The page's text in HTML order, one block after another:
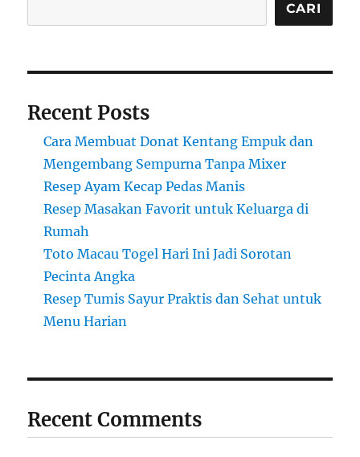
CARI
Recent Posts
Cara Membuat Donat Kentang Empuk dan
Mengembang Sempurna Tanpa Mixer
Resep Ayam Kecap Pedas Manis
Resep Masakan Favorit untuk Keluarga di
Rumah
Toto Macau Togel Hari Ini Jadi Sorotan
Pecinta Angka
Resep Tumis Sayur Praktis dan Sehat untuk
Menu Harian
Recent Comments